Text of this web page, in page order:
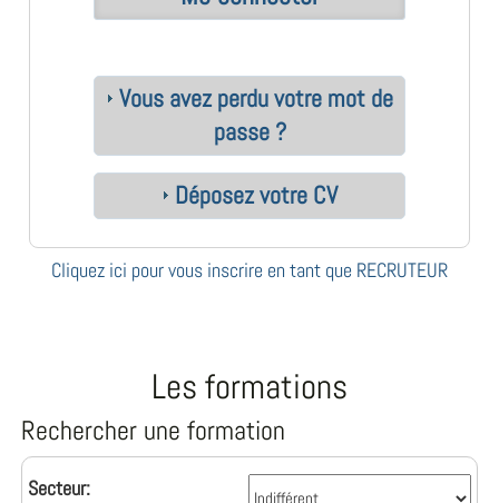
Vous avez perdu votre mot de
passe ?
Déposez votre CV
Cliquez ici pour vous inscrire en tant que RECRUTEUR
Les formations
Rechercher une formation
Secteur: